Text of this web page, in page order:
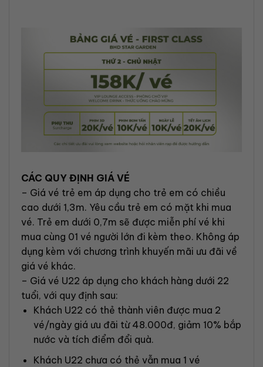
CÁC QUY ĐỊNH GIÁ VÉ
– Giá vé trẻ em áp dụng cho trẻ em có chiều
cao dưới 1,3m. Yêu cầu trẻ em có mặt khi mua
vé. Trẻ em dưới 0,7m sẽ được miễn phí vé khi
mua cùng 01 vé người lớn đi kèm theo. Không áp
dụng kèm với chương trình khuyến mãi ưu đãi về
giá vé khác.
– Giá vé U22 áp dụng cho khách hàng dưới 22
tuổi, với quy định sau:
Khách U22 có thẻ thành viên được mua 2
vé/ngày giá ưu đãi từ 48.000đ, giảm 10% bắp
nước và tích điểm đổi quà.
Khách U22 chưa có thẻ vẫn mua 1 vé